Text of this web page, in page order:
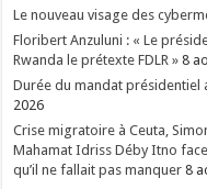
Le nouveau visage des
Floribert Anzuluni : « Le
Rwanda le prétexte FDLR » 8
Durée du mandat présidentiel
2026
Crise migratoire à Ceuta,
Mahamat Idriss Déby Itno
qu’il ne fallait pas manquer 8